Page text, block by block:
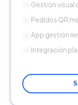
Gestión visual
Pedidos QR
App gestión
Integración